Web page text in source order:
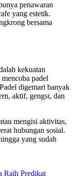
penawaran
yang estetik.
bersama
kekuatan
padel
digemari banyak
aktif, gengsi, dan
mengisi aktivitas,
hubungan sosial.
yang sudah
Raih Predikat